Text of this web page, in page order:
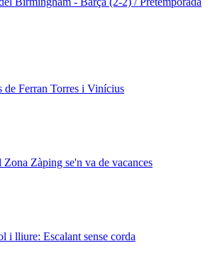
de Ferran Torres i Vinícius
Zàping se'n va de vacances
i lliure: Escalant sense corda